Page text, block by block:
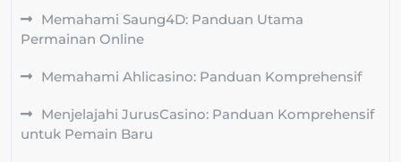
Memahami Saung4D: Panduan Utama
Permainan Online
Memahami Ahlicasino: Panduan Komprehensif
Menjelajahi JurusCasino: Panduan Komprehensif
untuk Pemain Baru